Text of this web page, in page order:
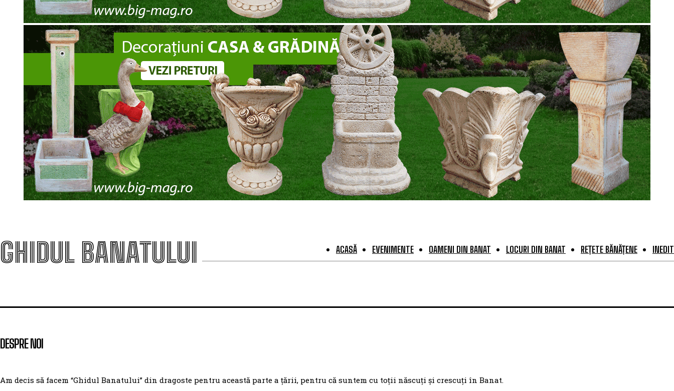
GHIDUL BANATULUI ACASĂ EVENIMENTE OAMENI DIN BANAT LOCURI DIN BANAT REȚETE BĂNĂȚENE INEDIT
DESPRE NOI
Am decis să facem “Ghidul Banatului” din dragoste pentru această parte a țării, pentru că suntem cu toții născuți și crescuți în Banat.